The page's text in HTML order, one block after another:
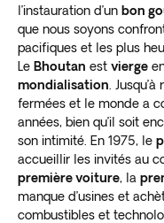
l’instauration d’un bon
que nous soyons
pacifiques et les plus
Le Bhoutan est vierge
mondialisation .
fermées et le monde a
années, bien qu’il soit
son intimité. En 1975, le
accueillir les invités au
première voiture, la
manque d’usines et
combustibles et